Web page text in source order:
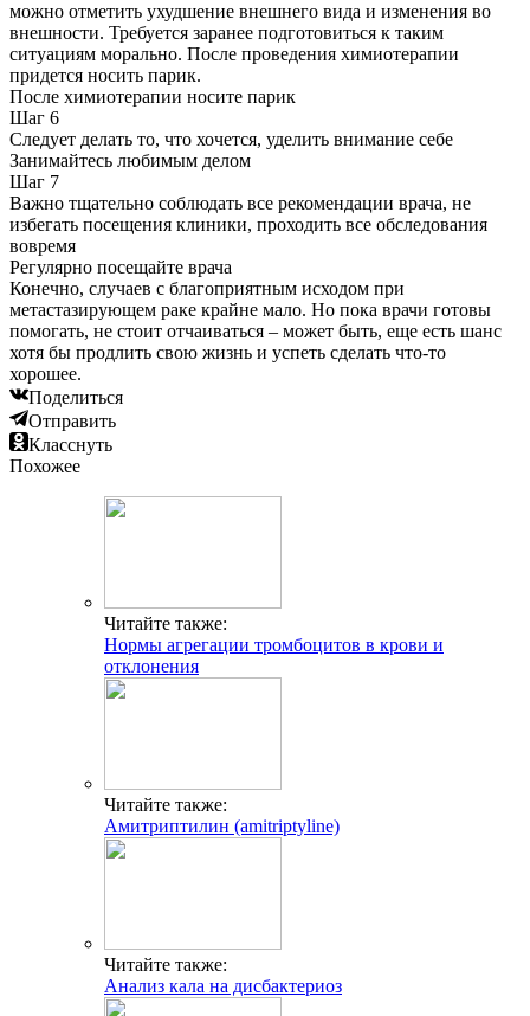
можно отметить ухудшение внешнего вида и изменения во
внешности. Требуется заранее подготовиться к таким
ситуациям морально. После проведения химиотерапии
придется носить парик.
После химиотерапии носите парик
Шаг 6
Следует делать то, что хочется, уделить внимание себе
Занимайтесь любимым делом
Шаг 7
Важно тщательно соблюдать все рекомендации врача, не
избегать посещения клиники, проходить все обследования
вовремя
Регулярно посещайте врача
Конечно, случаев с благоприятным исходом при
метастазирующем раке крайне мало. Но пока врачи готовы
помогать, не стоит отчаиваться – может быть, еще есть шанс
хотя бы продлить свою жизнь и успеть сделать что-то
хорошее.
Поделиться
Отправить
Класснуть
Похожее
Читайте также:
Нормы агрегации тромбоцитов в крови и
отклонения
Читайте также:
Амитриптилин (amitriptyline)
Читайте также:
Анализ кала на дисбактериоз